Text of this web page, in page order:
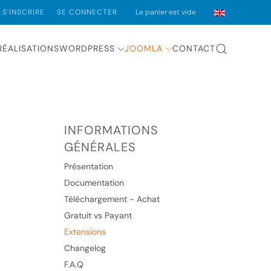
S'INSCRIRE SE CONNECTER Le panier est vide
WORDPRESS JOOMLA CONTACT
INFORMATIONS
GÉNÉRALES
Présentation
Documentation
Téléchargement - Achat
Gratuit vs Payant
Extensions
Changelog
F.A.Q